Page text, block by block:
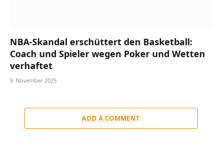
NBA-Skandal erschüttert den Basketball:
Coach und Spieler wegen Poker und Wetten
verhaftet
9. November 2025
ADD A COMMENT